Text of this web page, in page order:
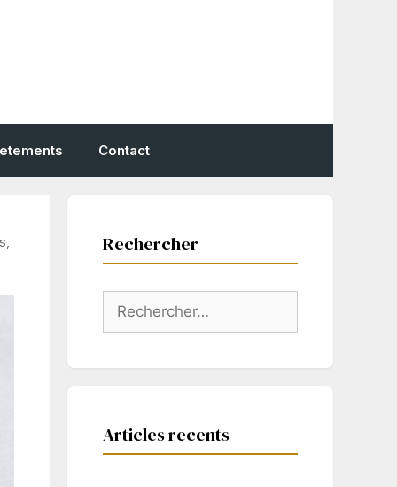
Contact
Rechercher
Rechercher :
Articles recents